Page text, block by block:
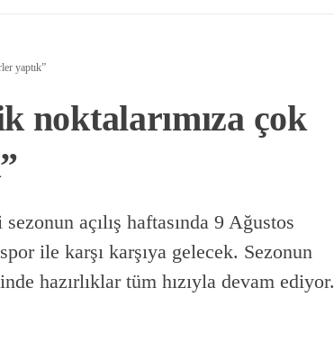
yaptık”
noktalarımıza çok
açılış haftasında 9 Ağustos
ile karşı karşıya gelecek. Sezonun
hazırlıklar tüm hızıyla devam ediyor.